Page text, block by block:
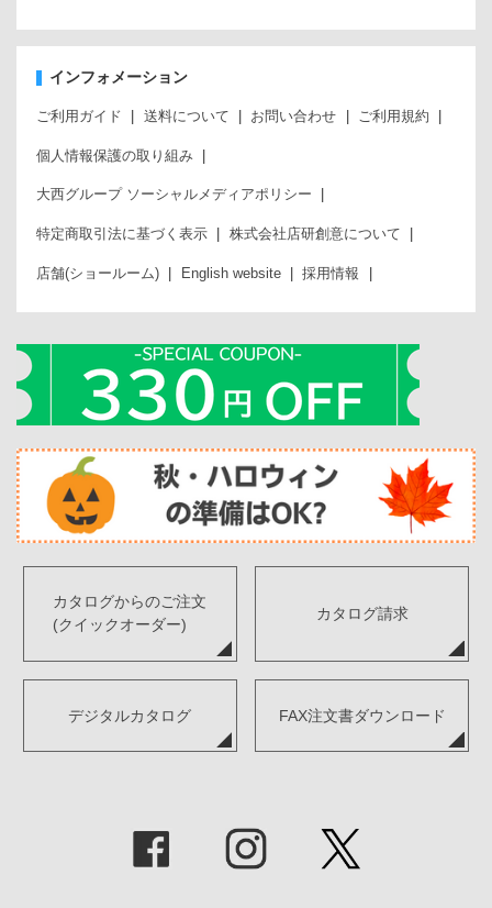
インフォメーション
ご利用ガイド 送料について お問い合わせ ご利用規約
個人情報保護の取り組み
大西グループ ソーシャルメディアポリシー
特定商取引法に基づく表示 株式会社店研創意について
店舗(ショールーム) English website 採用情報
カタログからのご注文
(クイックオーダー)
カタログ請求
デジタルカタログ FAX注文書ダウンロード